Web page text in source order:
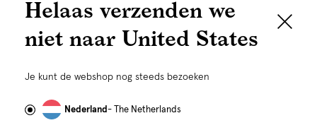
graag persoonlijk
gebruiken wij cookies en daarmee vergelijkbare
om advertenties te personaliseren...
Helaas verzenden we
niet naar United States
Je kunt de webshop nog steeds bezoeken
Nederland- The Netherlands